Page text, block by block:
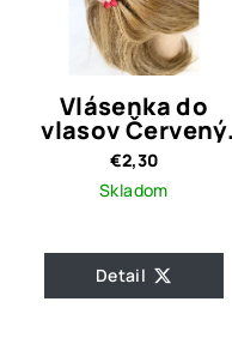
Vlásenka do
vlasov Červený
kvet s kamienkami
€2,30
Skladom
Detail